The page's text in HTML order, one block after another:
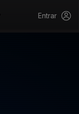
Entrar